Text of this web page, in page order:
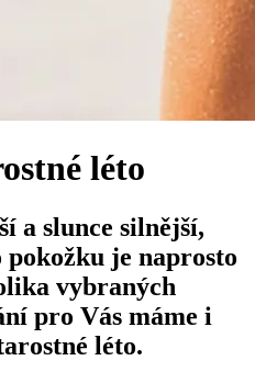
léto
a slunce silnější,
pokožku je naprosto
vybraných
pro Vás máme i
léto.